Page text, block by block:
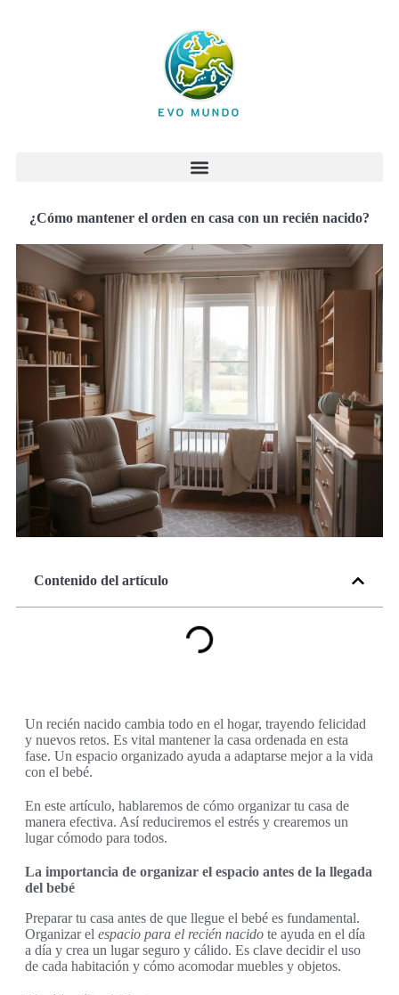
¿Cómo mantener el orden en casa con un recién nacido?
Contenido del artículo
Un recién nacido cambia todo en el hogar, trayendo felicidad
y nuevos retos. Es vital mantener la casa ordenada en esta
fase. Un espacio organizado ayuda a adaptarse mejor a la vida
con el bebé.
En este artículo, hablaremos de cómo organizar tu casa de
manera efectiva. Así reduciremos el estrés y crearemos un
lugar cómodo para todos.
La importancia de organizar el espacio antes de la llegada
del bebé
Preparar tu casa antes de que llegue el bebé es fundamental.
Organizar el espacio para el recién nacido te ayuda en el día
a día y crea un lugar seguro y cálido. Es clave decidir el uso
de cada habitación y cómo acomodar muebles y objetos.